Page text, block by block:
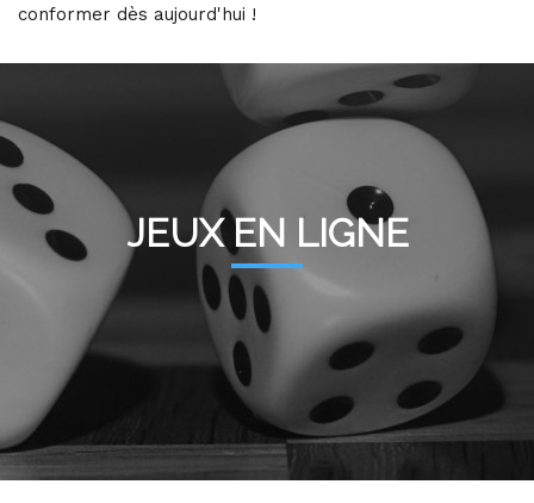
conformer dès aujourd'hui !
JEUX EN LIGNE